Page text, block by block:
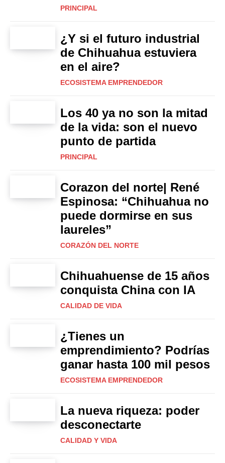
PRINCIPAL
¿Y si el futuro industrial
de Chihuahua estuviera
en el aire?
ECOSISTEMA EMPRENDEDOR
Los 40 ya no son la mitad
de la vida: son el nuevo
punto de partida
PRINCIPAL
Corazon del norte| René
Espinosa: “Chihuahua no
puede dormirse en sus
laureles”
CORAZÓN DEL NORTE
Chihuahuense de 15 años
conquista China con IA
CALIDAD DE VIDA
¿Tienes un
emprendimiento? Podrías
ganar hasta 100 mil pesos
ECOSISTEMA EMPRENDEDOR
La nueva riqueza: poder
desconectarte
CALIDAD Y VIDA